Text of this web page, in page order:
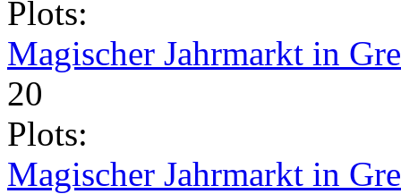
Plots:
Magischer Jahrmarkt in
20
Plots:
Magischer Jahrmarkt in